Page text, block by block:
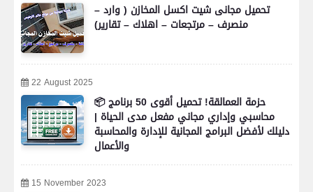
تحميل مجانى شيت اكسل المخازن ( وارد –
منصرف – مرتجعات – اهلاك – تقارير)
22 August 2025
📦 حزمة العمالقة! تحميل أقوى 50 برنامج
محاسبي وإداري مجاني مفعل مدى الحياة |
دليلك لأفضل البرامج المجانية للإدارة والمحاسبة
والأعمال
15 November 2023